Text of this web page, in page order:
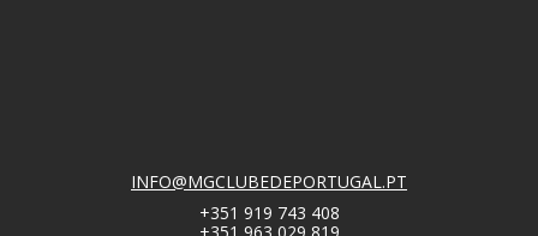
INFO@MGCLUBEDEPORTUGAL.PT
+351 919 743 408